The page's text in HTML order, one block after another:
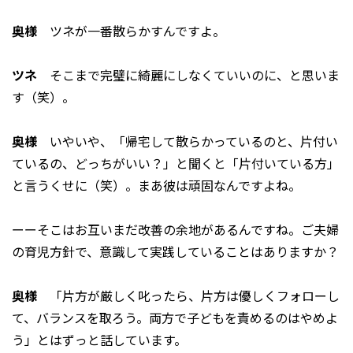
奥様 ツネが一番散らかすんですよ。
ツネ そこまで完璧に綺麗にしなくていいのに、と思いま
す（笑）。
奥様 いやいや、「帰宅して散らかっているのと、片付い
ているの、どっちがいい？」と聞くと「片付いている方」
と言うくせに（笑）。まあ彼は頑固なんですよね。
ーーそこはお互いまだ改善の余地があるんですね。ご夫婦
の育児方針で、意識して実践していることはありますか？
奥様 「片方が厳しく叱ったら、片方は優しくフォローし
て、バランスを取ろう。両方で子どもを責めるのはやめよ
う」とはずっと話しています。